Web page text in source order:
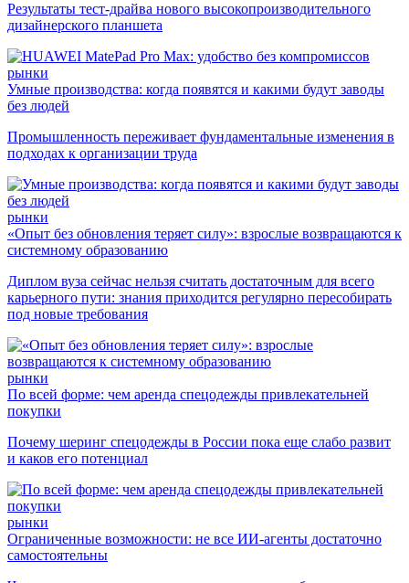
Результаты тест-драйва нового высокопроизводительного
дизайнерского планшета
рынки
Умные производства: когда появятся и какими будут заводы
без людей
Промышленность переживает фундаментальные изменения в
подходах к организации труда
рынки
«Опыт без обновления теряет силу»: взрослые возвращаются к
системному образованию
Диплом вуза сейчас нельзя считать достаточным для всего
карьерного пути: знания приходится регулярно пересобирать
под новые требования
рынки
По всей форме: чем аренда спецодежды привлекательней
покупки
Почему шеринг спецодежды в России пока еще слабо развит
и каков его потенциал
рынки
Ограниченные возможности: не все ИИ-агенты достаточно
самостоятельны